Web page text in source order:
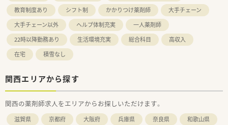
教育制度あり
シフト制 かかりつけ薬剤師
大手チェーン
大手チェーン以外
ヘルプ体制充実
一人薬剤師
22時以降勤務あり
生活環境充実 総合科目
高収入
在宅
積雪なし
関西エリアから探す
関西の薬剤師求人をエリアからお探しいただけます。
滋賀県 京都府 大阪府 兵庫県 奈良県 和歌山県